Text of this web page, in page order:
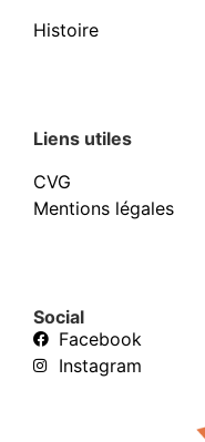
Histoire
Liens utiles
CVG
Mentions légales
Social
Facebook
Instagram